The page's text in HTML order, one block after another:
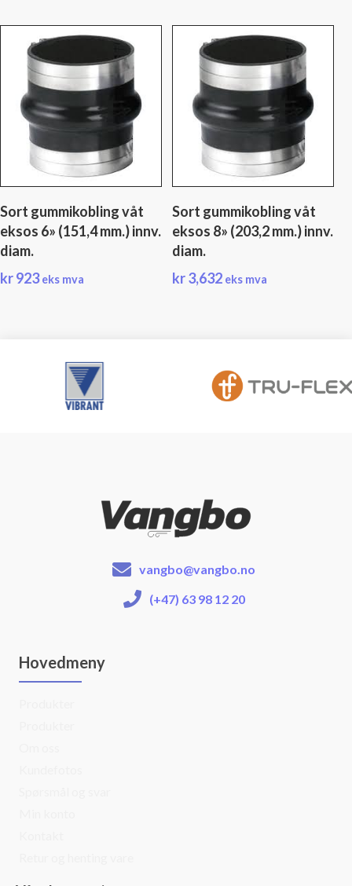
Sort gummikobling våt
eksos 6» (151,4 mm.) innv.
diam.
kr923 eks mva
Sort gummikobling våt
eksos 8» (203,2 mm.) innv.
diam.
kr3,632 eks mva
vangbo@vangbo.no
(+47) 63 98 12 20
Hovedmeny